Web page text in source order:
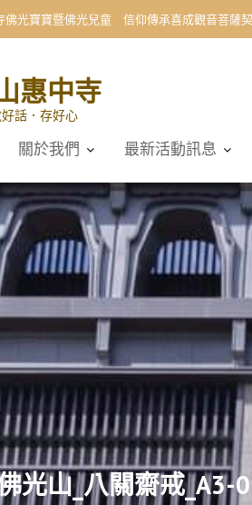
佛光寶寶暨佛光兒童 信仰傳承喜成觀音菩薩
惠中寺
話．存好心
關於我們 最新活動訊息
光山_八關齋戒_A3-